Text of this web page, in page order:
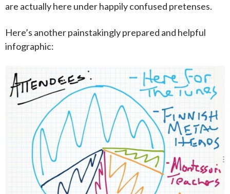
are actually here under happily confused pretenses.
Here’s another painstakingly prepared and helpful
infographic: